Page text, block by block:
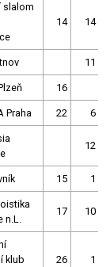
slalom
14 14
11
16
Praha 22 6
12
15 1
n.L.
17 10
klub
26 1